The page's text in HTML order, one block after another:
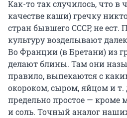
Как-то так случилось, что в
качестве каши) гречку
стран бывшего СССР, не ест.
культуру возделывают
Во Франции (в Бретани) из
делают блины. Там они
правило, выпекаются с
окороком, сыром, яйцом и т.
предельно простое — кроме
и соль. Точный аналог